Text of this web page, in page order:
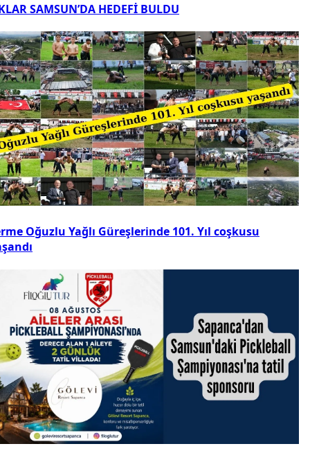
SAMSUN’DA HEDEFİ BULDU
Oğuzlu Yağlı Güreşlerinde 101. Yıl coşkusu